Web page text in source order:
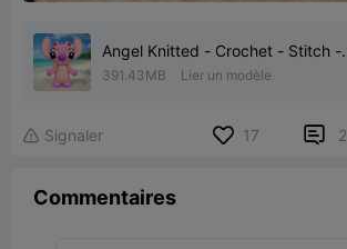
Angel Knitted - Crochet - Stitch -
Multipart
391.43MB Lier un modèle
 Signaler 17  2
Commentaires